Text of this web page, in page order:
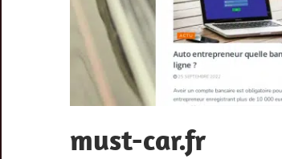
must-car.fr